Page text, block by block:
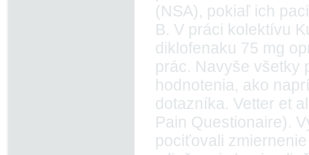
(NSA), pokiaľ ich
B. V práci kolektívu
diklofenaku 75 mg
prác. Navyše všetky
hodnotenia, ako
dotazníka. Vetter et
Pain Questionaire).
pociťovali